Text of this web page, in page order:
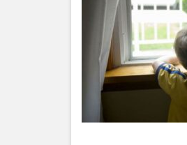
Structura
Strategia
audienței